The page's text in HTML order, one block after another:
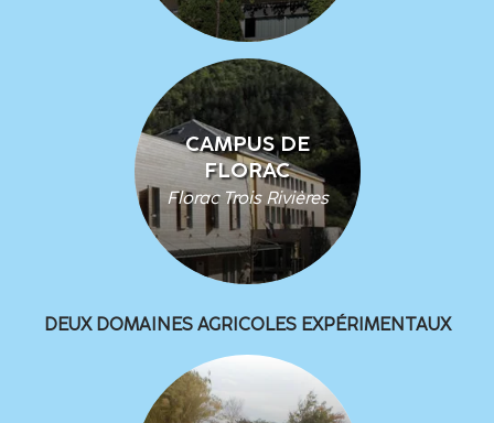
CAMPUS DE
FLORAC
Florac Trois Rivières
DEUX DOMAINES AGRICOLES EXPÉRIMENTAUX